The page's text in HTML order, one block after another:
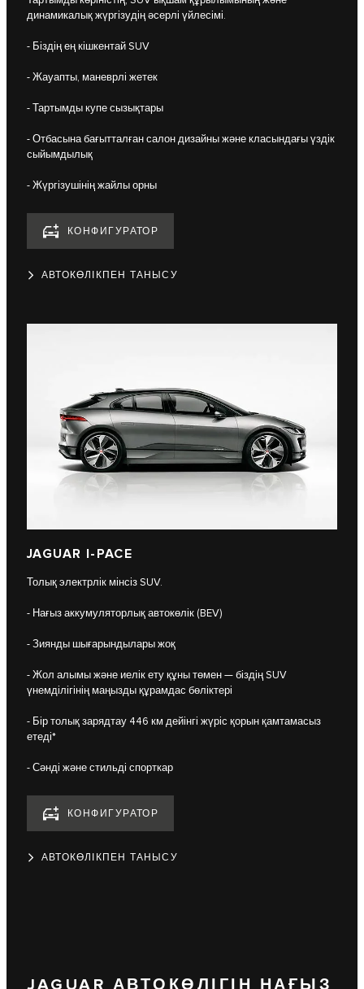
динамикалық жүргізудің әсерлі үйлесімі.
- Біздің ең кішкентай SUV
- Жауапты, маневрлі жетек
- Тартымды купе сызықтары
- Отбасына бағытталған салон дизайны және класындағы үздік
сыйымдылық
- Жүргізушінің жайлы орны
КОНФИГУРАТОР
АВТОКӨЛІКПЕН ТАНЫСУ
JAGUAR I-PACE
Толық электрлік мінсіз SUV.
- Нағыз аккумуляторлық автокөлік (BEV)
- Зиянды шығарындылары жоқ
- Жол алымы және иелік ету құны төмен — біздің SUV
үнемділігінің маңызды құрамдас бөліктері
- Бір толық зарядтау 446 км дейінгі жүріс қорын қамтамасыз
етеді*
- Сәнді және стильді спорткар
КОНФИГУРАТОР
АВТОКӨЛІКПЕН ТАНЫСУ